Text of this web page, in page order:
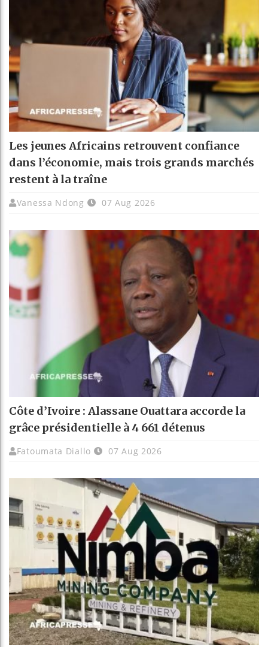
Les jeunes Africains retrouvent confiance
dans l’économie, mais trois grands marchés
restent à la traîne
Vanessa Ndong 07 Aug 2026
Côte d’Ivoire : Alassane Ouattara accorde la
grâce présidentielle à 4 661 détenus
Fatoumata Diallo 07 Aug 2026